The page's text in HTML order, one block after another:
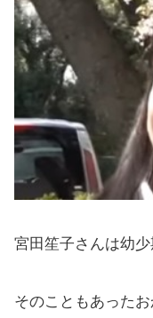
宮田笙子さんは幼少
そのこともあった